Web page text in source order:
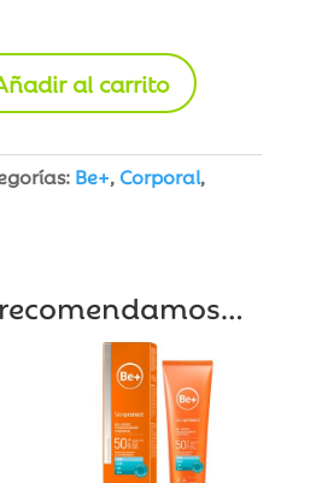
al carrito
Be+,Corporal,